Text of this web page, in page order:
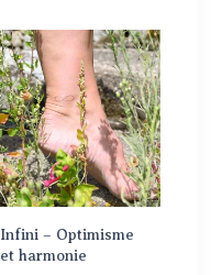
Infini – Optimisme
et harmonie